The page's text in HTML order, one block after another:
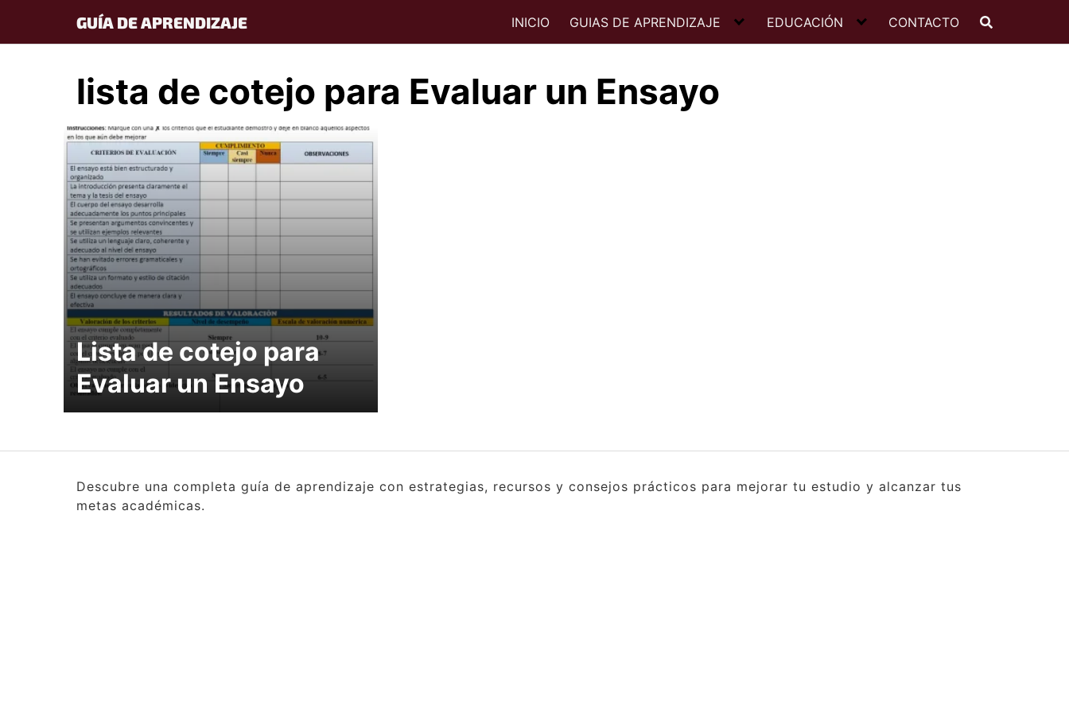
content
GUÍA DE APRENDIZAJE INICIO GUIAS DE APRENDIZAJE EDUCACIÓN CONTACTO
lista de cotejo para Evaluar un Ensayo
Lista de cotejo para
Evaluar un Ensayo
Descubre una completa guía de aprendizaje con estrategias, recursos y consejos prácticos para mejorar tu estudio y alcanzar tus
metas académicas.